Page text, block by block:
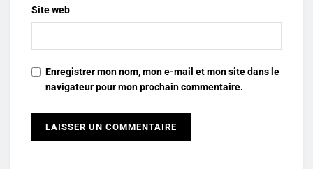
Site web
Enregistrer mon nom, mon e-mail et mon site dans le
navigateur pour mon prochain commentaire.